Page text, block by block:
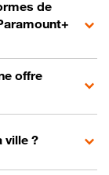
de
offre
ville ?